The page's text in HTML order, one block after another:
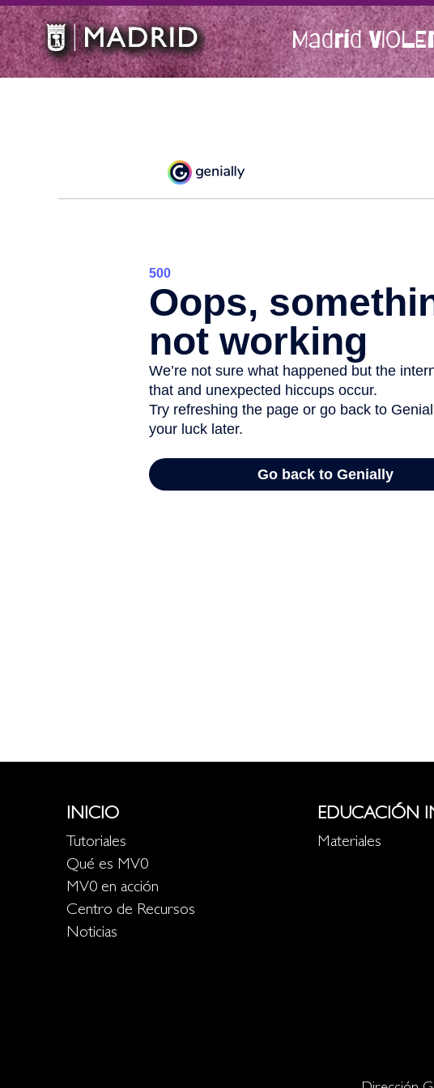
Madrid
INICIO
Tutoriales
Qué es MV0
MV0 en acción
Centro de Recursos
Noticias
EDUCACIÓN
Materiales